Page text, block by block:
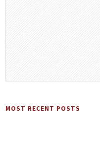
MOST RECENT POSTS